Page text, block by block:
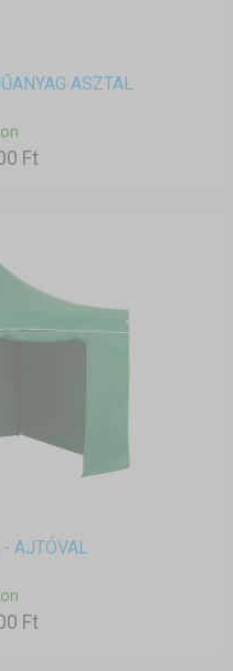
ASZTAL
Ft
AJTÓVAL
Ft